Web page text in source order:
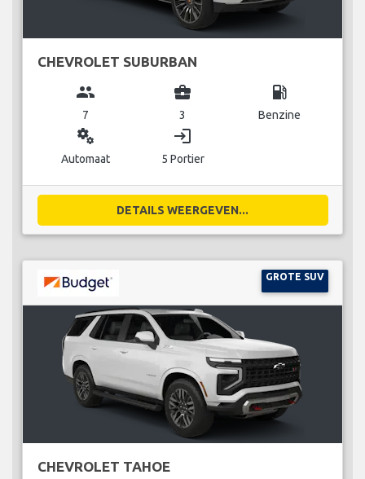
CHEVROLET SUBURBAN
group
7
business_center
3
local_gas_station
Benzine
miscellaneous_services
Automaat
login
5 Portier
DETAILS WEERGEVEN...
GROTE SUV
CHEVROLET TAHOE